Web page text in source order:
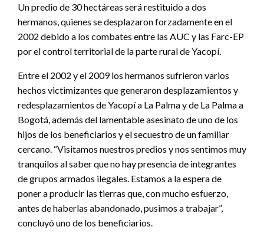
Un predio de 30 hectáreas será restituido a dos
hermanos, quienes se desplazaron forzadamente en el
2002 debido a los combates entre las AUC y las Farc-EP
por el control territorial de la parte rural de Yacopí.
Entre el 2002 y el 2009 los hermanos sufrieron varios
hechos victimizantes que generaron desplazamientos y
redesplazamientos de Yacopí a La Palma y de La Palma a
Bogotá, además del lamentable asesinato de uno de los
hijos de los beneficiarios y el secuestro de un familiar
cercano. “Visitamos nuestros predios y nos sentimos muy
tranquilos al saber que no hay presencia de integrantes
de grupos armados ilegales. Estamos a la espera de
poner a producir las tierras que, con mucho esfuerzo,
antes de haberlas abandonado, pusimos a trabajar”,
concluyó uno de los beneficiarios.